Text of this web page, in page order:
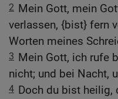
2 Mein Gott, mein
verlassen, {bist} fern
Worten meines
3 Mein Gott, ich rufe
nicht; und bei Nacht,
4 Doch du bist heilig,